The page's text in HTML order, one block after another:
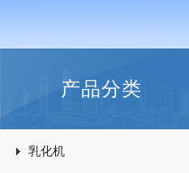
产品分类
乳化机